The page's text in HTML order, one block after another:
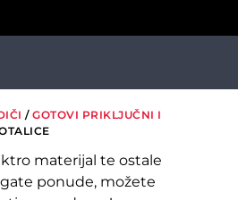
/ GOTOVI PRIKLJUČNI I
materijal te ostale
ponude, možete